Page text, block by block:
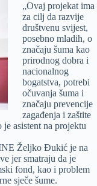
„Ovaj projekat ima
za cilj da razvije
društvenu svijest,
posebno mladih, o
značaju šuma kao
prirodnog dobra i
nacionalnog
bogatstva, potrebi
očuvanja šuma i
značaju prevencije
zagađenja i zaštite
je asistent na projektu
Željko Đukić je na
jer smatraju da je
fond, kao i problem
sječe šume.